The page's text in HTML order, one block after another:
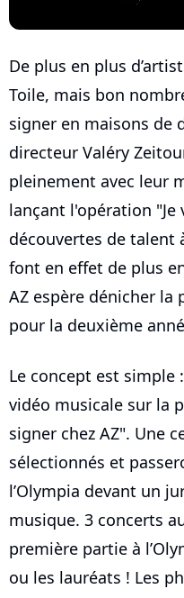
De plus en plus
Toile, mais bon
signer en maisons de
directeur Valéry
pleinement avec leur
lançant l'opération "Je
découvertes de talent
font en effet de plus
AZ espère dénicher la
pour la deuxième
Le concept est
vidéo musicale sur la
signer chez AZ". Une
sélectionnés et
l’Olympia devant un
musique. 3 concerts
première partie à
ou les lauréats ! Les